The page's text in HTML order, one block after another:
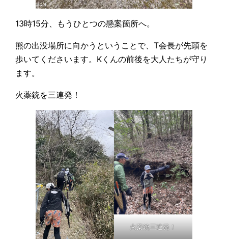
13時15分、もうひとつの懸案箇所へ。
熊の出没場所に向かうということで、T会長が先頭を
歩いてくださいます。Kくんの前後を大人たちが守り
ます。
火薬銃を三連発！
火薬銃三連発！